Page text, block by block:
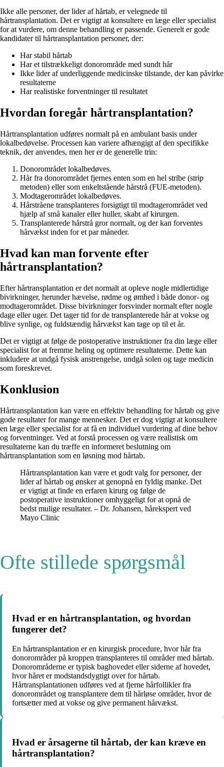
Ikke alle personer, der lider af hårtab, er velegnede til
hårtransplantation. Det er vigtigt at konsultere en læge eller specialist
for at vurdere, om denne behandling er passende. Generelt er gode
kandidater til hårtransplantation personer, der:
Har stabil hårtab
Har et tilstrækkeligt donorområde med sundt hår
Ikke lider af underliggende medicinske tilstande, der kan påvirke
resultaterne
Har realistiske forventninger til resultatet
Hvordan foregår hårtransplantation?
Hårtransplantation udføres normalt på en ambulant basis under
lokalbedøvelse. Processen kan variere afhængigt af den specifikke
teknik, der anvendes, men her er de generelle trin:
Donorområdet lokalbedøves.
Hår fra donorområdet fjernes enten som en hel stribe (strip
metoden) eller som enkeltstående hårstrå (FUE-metoden).
Modtagerområdet lokalbedøves.
Hårstråene transplanteres forsigtigt til modtagerområdet ved
hjælp af små kanaler eller huller, skabt af kirurgen.
Transplanterede hårstrå gror normalt, og der kan forventes
hårvækst inden for et par måneder.
Hvad kan man forvente efter
hårtransplantation?
Efter hårtransplantation er det normalt at opleve nogle midlertidige
bivirkninger, herunder hævelse, rødme og ømhed i både donor- og
modtagerområdet. Disse bivirkninger forsvinder normalt efter nogle
dage eller uger. Det tager tid for de transplanterede hår at vokse og
blive synlige, og fuldstændig hårvækst kan tage op til et år.
Det er vigtigt at følge de postoperative instruktioner fra din læge eller
specialist for at fremme heling og optimere resultaterne. Dette kan
inkludere at undgå fysisk anstrengelse, undgå solen og tage medicin
som foreskrevet.
Konklusion
Hårtransplantation kan være en effektiv behandling for hårtab og give
gode resultater for mange mennesker. Det er dog vigtigt at konsultere
en læge eller specialist for at få en individuel vurdering af dine behov
og forventninger. Ved at forstå processen og være realistisk om
resultaterne kan du træffe en informeret beslutning om
hårtransplantation som en løsning mod hårtab.
Hårtransplantation kan være et godt valg for personer, der
lider af hårtab og ønsker at genopnå en fyldig manke. Det
er vigtigt at finde en erfaren kirurg og følge de
postoperative instruktioner omhyggeligt for at opnå de
bedst mulige resultater. – Dr. Johansen, hårekspert ved
Mayo Clinic
Ofte stillede spørgsmål
Hvad er en hårtransplantation, og hvordan
fungerer det?
En hårtransplantation er en kirurgisk procedure, hvor hår fra
donorområder på kroppen transplanteres til områder med hårtab.
Donorområderne er typisk baghovedet eller siderne af hovedet,
hvor håret er modstandsdygtigt over for hårtab.
Hårtransplantationen udføres ved at fjerne hårfollikler fra
donorområdet og transplantere dem til hårløse områder, hvor de
fortsætter med at vokse og give permanent hårvækst.
Hvad er årsagerne til hårtab, der kan kræve en
hårtransplantation?